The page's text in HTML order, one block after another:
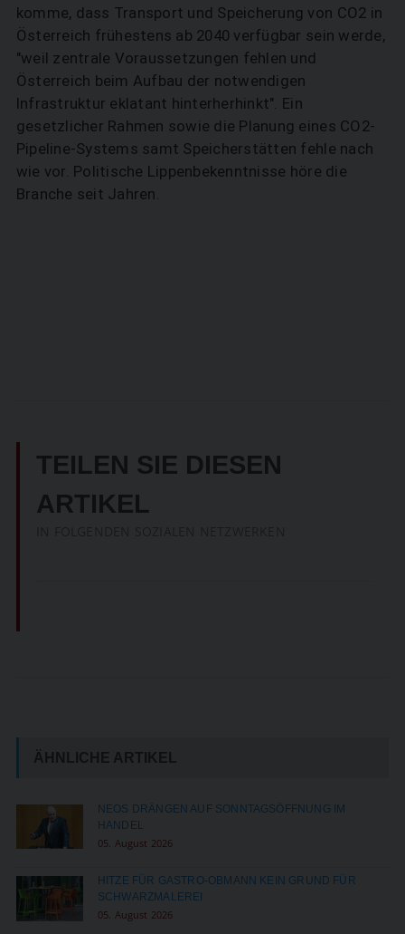
komme, dass Transport und Speicherung von CO2 in
Österreich frühestens ab 2040 verfügbar sein werde,
"weil zentrale Voraussetzungen fehlen und
Österreich beim Aufbau der notwendigen
Infrastruktur eklatant hinterherhinkt". Ein
gesetzlicher Rahmen sowie die Planung eines CO2-
Pipeline-Systems samt Speicherstätten fehle nach
wie vor. Politische Lippenbekenntnisse höre die
Branche seit Jahren.
TEILEN SIE DIESEN
ARTIKEL
ÄHNLICHE ARTIKEL
NEOS DRÄNGEN AUF SONNTAGSÖFFNUNG IM
HANDEL
05. August 2026
HITZE FÜR GASTRO-OBMANN KEIN GRUND FÜR
SCHWARZMALEREI
05. August 2026